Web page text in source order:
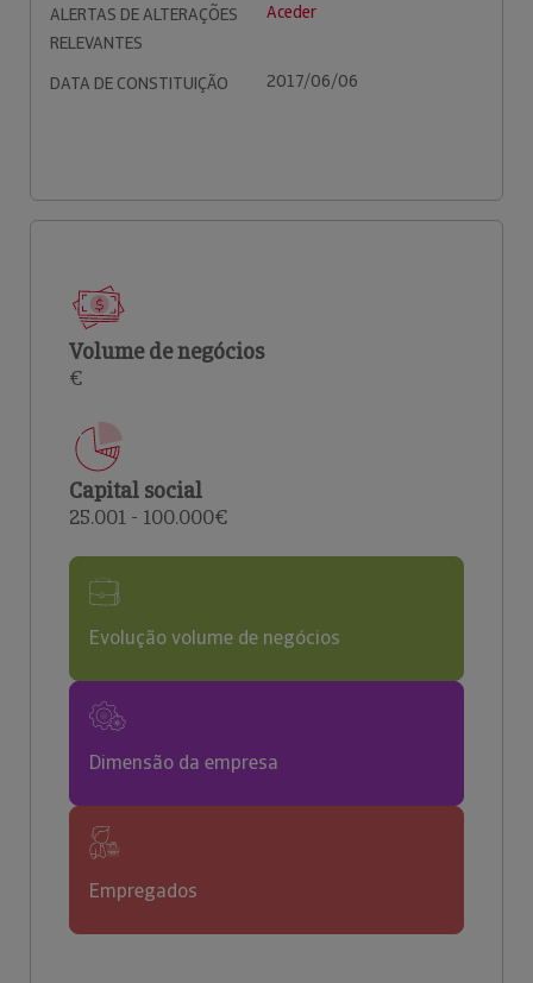
ALERTAS DE ALTERAÇÕES
RELEVANTES
Aceder
DATA DE CONSTITUIÇÃO 2017/06/06
Volume de negócios
€
Capital social
25.001 - 100.000€
Evolução volume de negócios
Dimensão da empresa
Empregados